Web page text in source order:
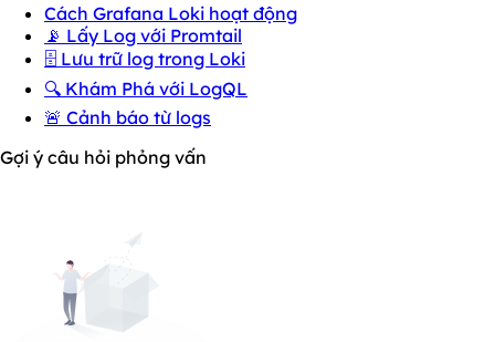
Cách Grafana Loki hoạt động
📡 Lấy Log với Promtail
🗄️ Lưu trữ log trong Loki
🔍 Khám Phá với LogQL
🚨 Cảnh báo từ logs
Gợi ý câu hỏi phỏng vấn